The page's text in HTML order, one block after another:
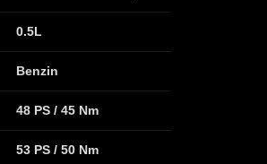
0.5L
Benzin
48 PS / 45 Nm
53 PS / 50 Nm